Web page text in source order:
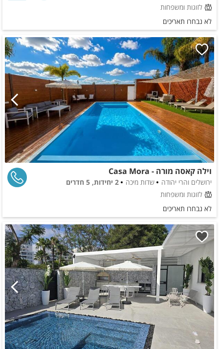
לזוגות ומשפחות
לא נבחרו תאריכים
וילה קאסה מורה - Casa Mora
ירושלים והרי יהודה שדות מיכה
2 יחידות, 5 חדרים
לזוגות ומשפחות
לא נבחרו תאריכים